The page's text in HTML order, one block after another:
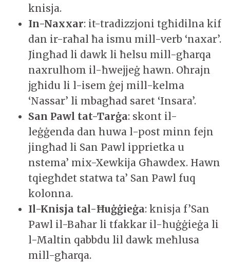
knisja.
In-Naxxar: it-tradizzjoni tgħidilna kif
dan ir-raħal ħa ismu mill-verb ‘naxar’.
Jingħad li dawk li ħelsu mill-għarqa
naxrulhom il-ħwejjeġ hawn. Oħrajn
jgħidu li l-isem ġej mill-kelma
‘Nassar’ li mbagħad saret ‘Insara’.
San Pawl tat-Tarġa: skont il-
leġġenda dan huwa l-post minn fejn
jingħad li San Pawl ipprietka u
nstema’ mix-Xewkija Għawdex. Hawn
tqiegħdet statwa ta’ San Pawl fuq
kolonna.
Il-Knisja tal-Ħuġġieġa: knisja f’San
Pawl il-Baħar li tfakkar il-ħuġġieġa li
l-Maltin qabbdu lil dawk meħlusa
mill-għarqa.